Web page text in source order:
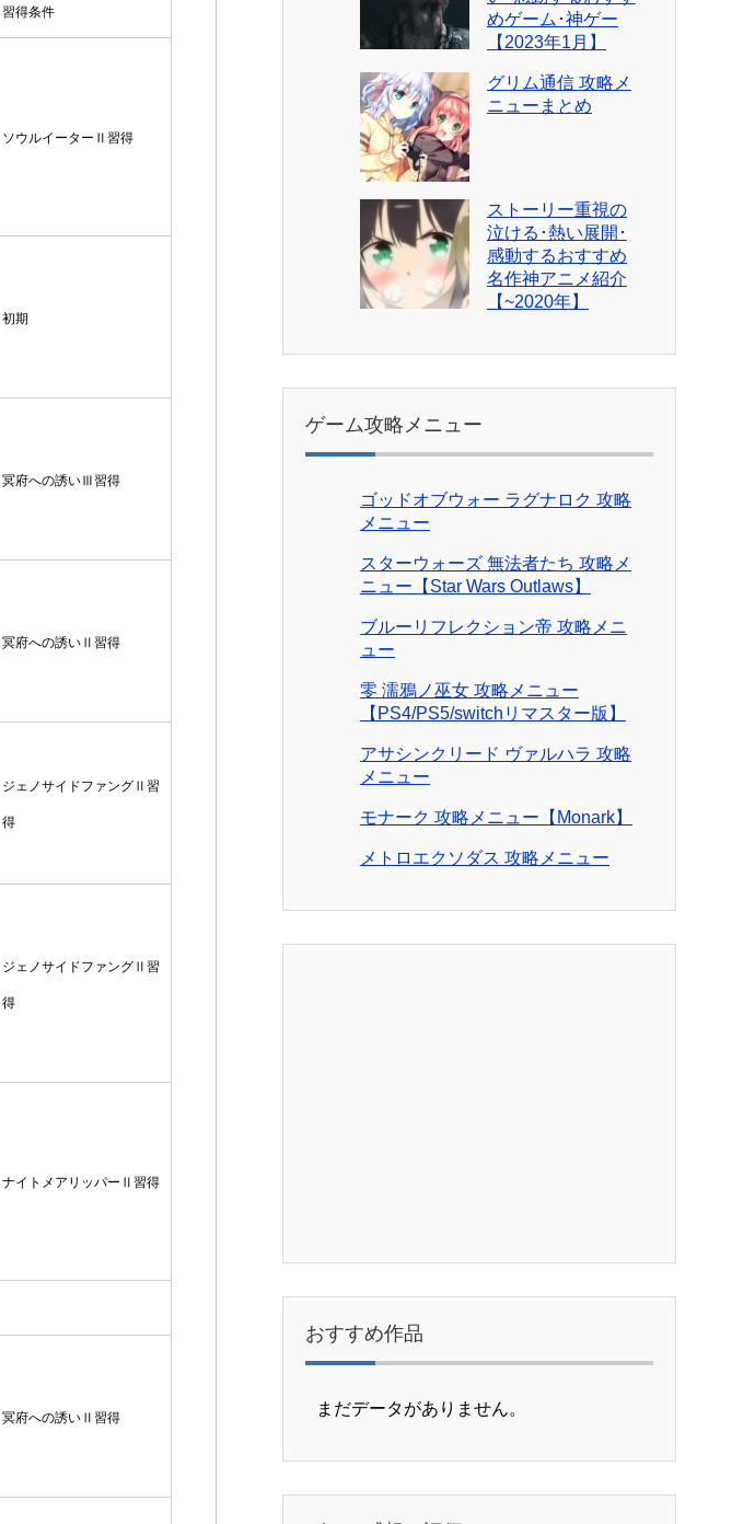
習得条件
ソウルイーターⅡ習得
初期
冥府への誘いⅢ習得
冥府への誘いⅡ習得
ジェノサイドファングⅡ習
得
ジェノサイドファングⅡ習
得
ナイトメアリッパーⅡ習得
冥府への誘いⅡ習得
めゲーム･神ゲー
【2023年1月】
グリム通信 攻略メ
ニューまとめ
ストーリー重視の
泣ける･熱い展開･
感動するおすすめ
名作神アニメ紹介
【~2020年】
ゲーム攻略メニュー
ゴッドオブウォー ラグナロク 攻略
メニュー
スターウォーズ 無法者たち 攻略メ
ニュー【Star Wars Outlaws】
ブルーリフレクション帝 攻略メニ
ュー
零 濡鴉ノ巫女 攻略メニュー
【PS4/PS5/switchリマスター版】
アサシンクリード ヴァルハラ 攻略
メニュー
モナーク 攻略メニュー【Monark】
メトロエクソダス 攻略メニュー
おすすめ作品
まだデータがありません。